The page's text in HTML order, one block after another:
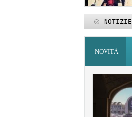
NOTIZIE
NOVITÀ